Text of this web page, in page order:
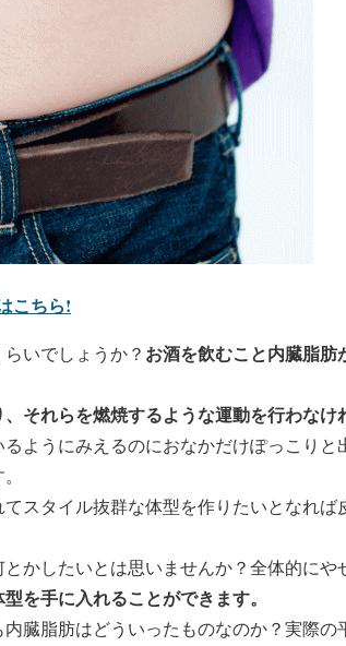
こちら!
いでしょうか？ お酒を飲むこと内臓脂肪
それらを燃焼するような運動を行わなけ
ようにみえるのにおなかだけぽっこりと
スタイル抜群な体型を作りたいとなれば
かしたいとは思いませんか？全体的にや
を手に入れることができます。
臓脂肪はどういったものなのか？実際の